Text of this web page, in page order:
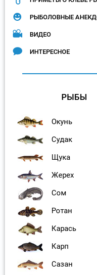
РЫБОЛОВНЫЕ
ВИДЕО
ИНТЕРЕСНОЕ
РЫБЫ
Окунь
Судак
Щука
Жерех
Сом
Ротан
Карась
Карп
Сазан